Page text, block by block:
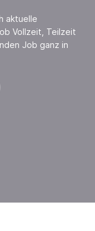
aktuelle
Vollzeit, Teilzeit
Job ganz in